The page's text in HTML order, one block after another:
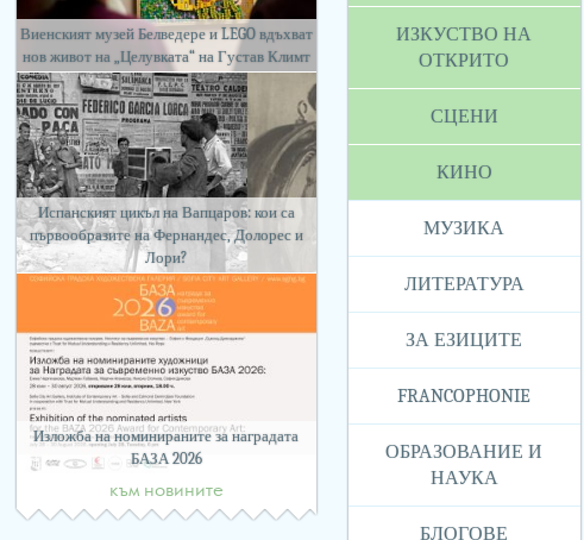
ИЗКУСТВО НА
ОТКРИТО
СЦЕНИ
КИНО
МУЗИКА
ЛИТЕРАТУРА
ЗА ЕЗИЦИТЕ
FRANCOPHONIE
ОБРАЗОВАНИЕ И
НАУКА
БЛОГОВЕ
Виенският музей Белведере и LEGO вдъхват
нов живот на „Целувката“ на Густав Климт
Испанският цикъл на Вапцаров: кои са
първообразите на Фернандес, Долорес и
Лори?
Изложба на номинираните за наградата
БАЗА 2026
към новините